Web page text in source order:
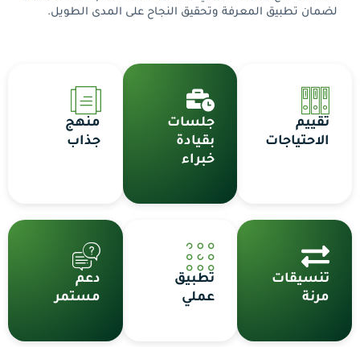
لضمان تطبيق المعرفة وتحقيق النجاح على المدى الطويل.
تقييم
الاحتياجات
جلسات
بقيادة
خبراء
منهج
جذاب
تنسيقات
مرنة
تطبيق
عملي
دعم
مستمر